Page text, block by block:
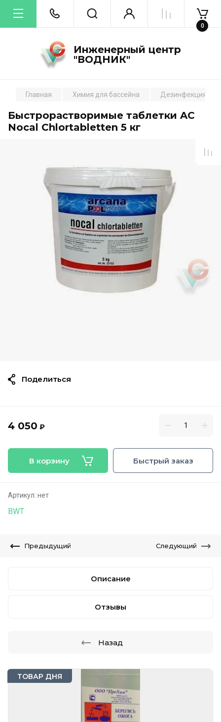
Инженерный центр
"ВОДНИК"
0
ТОВАР ДНЯ
Главная Химия для бассейна Дезинфекция
Быстрорастворимые таблетки AC
Nocal Chlortabletten 5 кг
4 050 ₽
В корзину Быстрый заказ
Артикул: нет
BWT
Поделиться
Предыдущий Следующий
Описание
Отзывы
Назад